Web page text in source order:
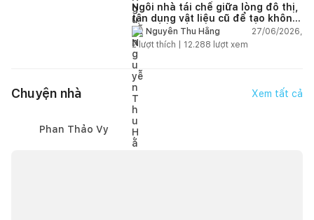
Ngôi nhà tái chế giữa lòng đô thị,
tận dụng vật liệu cũ để tạo không
gian sống linh hoạt
Nguyễn Thu Hằng
27/06/2026,
2lượt thích | 12.288 lượt xem
Chuyện nhà Xem tất cả
Phan Thảo Vy